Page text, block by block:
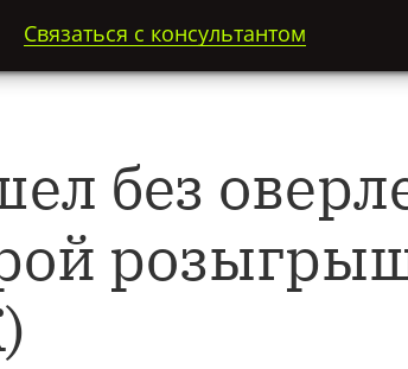
Связаться с консультантом
без